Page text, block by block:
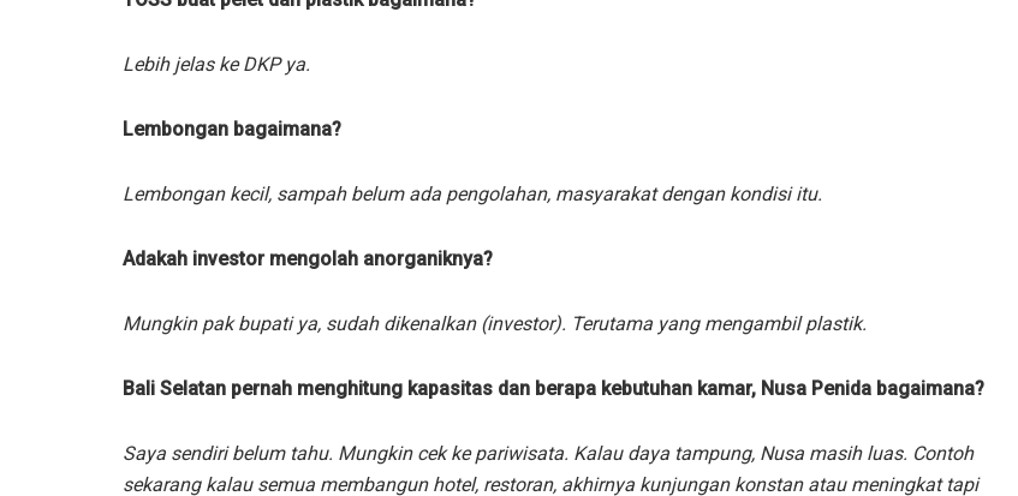
Lebih jelas ke DKP ya.
Lembongan bagaimana?
Lembongan kecil, sampah belum ada pengolahan, masyarakat dengan kondisi itu.
Adakah investor mengolah anorganiknya?
Mungkin pak bupati ya, sudah dikenalkan (investor). Terutama yang mengambil plastik.
Bali Selatan pernah menghitung kapasitas dan berapa kebutuhan kamar, Nusa Penida bagaimana?
Saya sendiri belum tahu. Mungkin cek ke pariwisata. Kalau daya tampung, Nusa masih luas. Contoh
sekarang kalau semua membangun hotel, restoran, akhirnya kunjungan konstan atau meningkat tapi